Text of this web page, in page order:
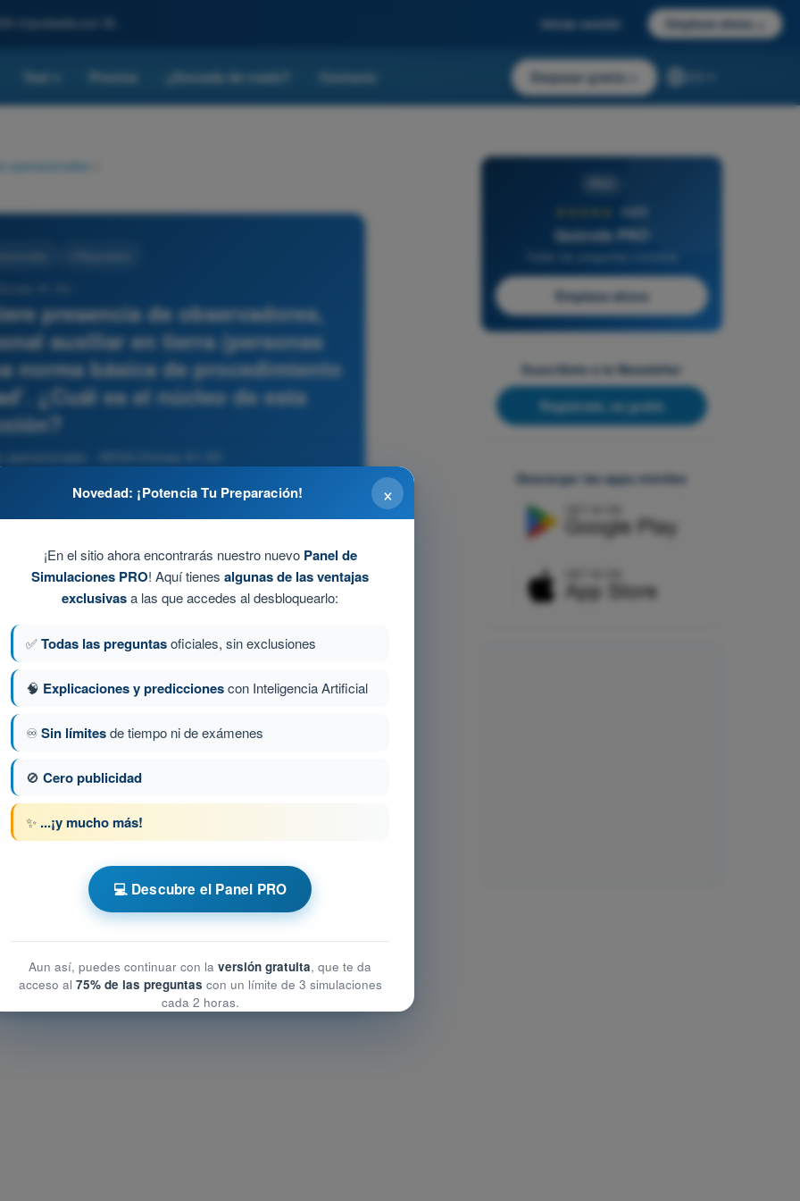
impulsada por IA. Iniciar sesión Empieza ahora
Test Precios ¿Escuela de vuelo? Contacto Empezar gratis
operacionales
presencia de observadores,
auxiliar en tierra (personas
norma básica de procedimiento
¿Cuál es el núcleo de esta
- AESA Drones A1-A3
las personas presentes de las zonas acordonadas,
y las acciones y vías de escape a seguir de
65 de 120 Siguiente pregunta
Drones A1-A3
4,6/5
Quizvds PRO
Empieza ahora
Suscríbete a la Newsletter
Regístrate, es gratis
Descargar las apps móviles
×
Novedad: ¡Potencia Tu Preparación!
¡En el sitio ahora encontrarás nuestro nuevo Panel de
Simulaciones PRO! Aquí tienes algunas de las ventajas
exclusivasa las que accedes al desbloquearlo:
✅Todas las preguntasoficiales, sin exclusiones
🧠 Explicaciones y prediccionescon Inteligencia Artificial
♾️Sin límitesde tiempo ni de exámenes
🚫 Cero publicidad
✨ ...¡y mucho más!
💻 Descubre el Panel PRO
Aun así, puedes continuar con la versión gratuita, que te da
acceso al 75% de las preguntas con un límite de 3 simulaciones
cada 2 horas.